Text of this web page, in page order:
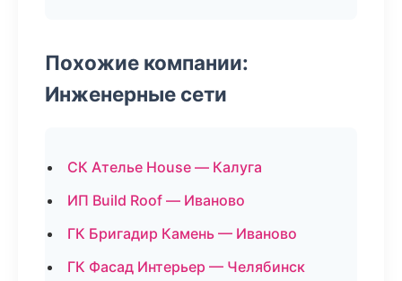
Похожие компании:
Инженерные сети
СК Ателье House — Калуга
ИП Build Roof — Иваново
ГК Бригадир Камень — Иваново
ГК Фасад Интерьер — Челябинск